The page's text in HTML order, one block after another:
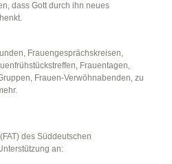
dass Gott durch ihn neues
Frauengesprächskreisen,
Frauentagen,
Frauen-Verwöhnabenden, zu
des Süddeutschen
an: